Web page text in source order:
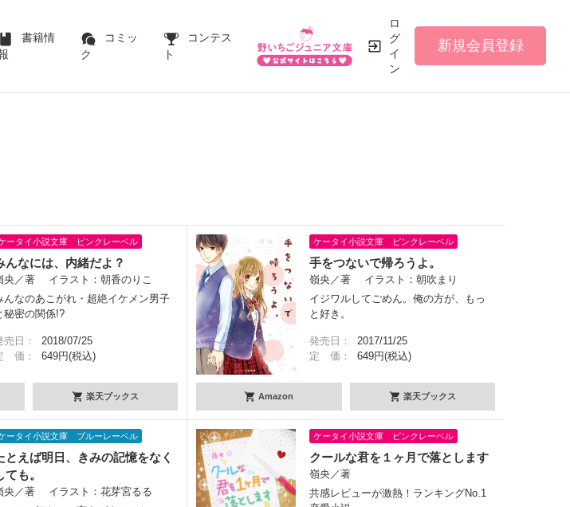
書籍情
コミッ
ク
コンテス
ト
ロ
グ
イ
ン
新規会員登録
ータイ小説文庫 ピンクレーベル
んなには、内緒だよ？
央／著 イラスト：朝香のりこ
んなのあこがれ・超絶イケメン男子
秘密の関係!?
売日：
2018/07/25
価：
649円(税込)
楽天ブックス
ケータイ小説文庫 ピンクレーベル
手をつないで帰ろうよ。
嶺央／著 イラスト：朝吹まり
イジワルしてごめん。俺の方が、もっ
と好き。
発売日：
2017/11/25
定 価：
649円(税込)
Amazon 楽天ブックス
ータイ小説文庫 ブルーレーベル
とえば明日、きみの記憶をなく
ても。
央／著 イラスト：花芽宮るる
ケータイ小説文庫 ピンクレーベル
クールな君を１ヶ月で落とします
嶺央／著
共感レビューが激熱！ランキングNo.1